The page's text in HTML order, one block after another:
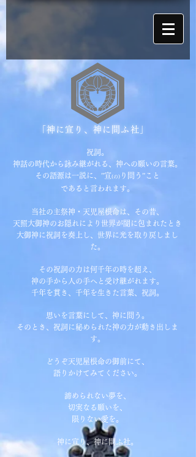
「神に宣り、神に問ふ社」
祝詞。
神話の時代から詠み継がれる、神への願いの言葉。
その語源は一説に、”宣(の)り問う”こと
であると言われます。
当社の主祭神・天児屋根命は、その昔、
天照大御神のお隠れにより 世界が闇に包まれたとき
大御神に祝詞を奏上し、世界に光を取り戻しまし
た。
その祝詞の力は何千年の時を超え、
神の手から人の手へと受け継がれます。
千年を貫き、千年を生きた言葉、祝詞。
思いを言葉にして、神に問う。
そのとき、祝詞に秘められた神の力が動き出しま
す。
どうぞ天児屋根命の御前にて、
語りかけてみてください。
諦められない夢を、
切実なる願いを、
限りない愛を。
神に宣り、神に問ふ社。